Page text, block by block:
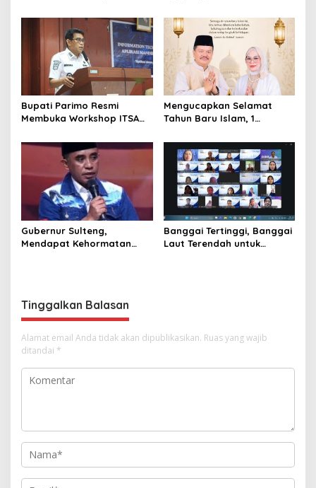
Mediasi dengan Warga
Bupati Parimo Resmi
Membuka Workshop ITSA
Pemda 2026
Mengucapkan Selamat
Tahun Baru Islam, 1
Gubernur Sulteng,
Mendapat Kehormatan
Banggai Tertinggi, Banggai
Laut Terendah untuk
Tinggalkan Balasan
Alamat email Anda tidak akan dipublikasikan. Ruas yang wajib
ditandai *